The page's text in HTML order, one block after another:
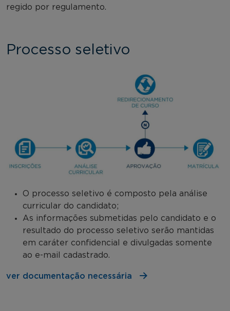
regido por regulamento.
Processo seletivo
O processo seletivo é composto pela análise
curricular do candidato;
As informações submetidas pelo candidato e o
resultado do processo seletivo serão mantidas
em caráter confidencial e divulgadas somente
ao e-mail cadastrado.
ver documentação necessária